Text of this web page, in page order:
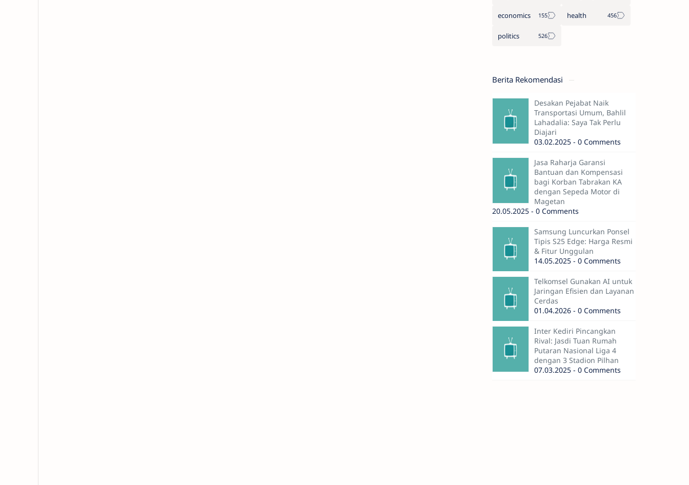
economics health
politics
Berita Rekomendasi
Desakan Pejabat Naik
Transportasi Umum, Bahlil
Lahadalia: Saya Tak Perlu
Diajari
03.02.2025 - 0 Comments
Jasa Raharja Garansi
Bantuan dan Kompensasi
bagi Korban Tabrakan KA
dengan Sepeda Motor di
Magetan
20.05.2025 - 0 Comments
Samsung Luncurkan Ponsel
Tipis S25 Edge: Harga Resmi
& Fitur Unggulan
14.05.2025 - 0 Comments
Telkomsel Gunakan AI untuk
Jaringan Efisien dan Layanan
Cerdas
01.04.2026 - 0 Comments
Inter Kediri Pincangkan
Rival: Jasdi Tuan Rumah
Putaran Nasional Liga 4
dengan 3 Stadion Pilhan
07.03.2025 - 0 Comments